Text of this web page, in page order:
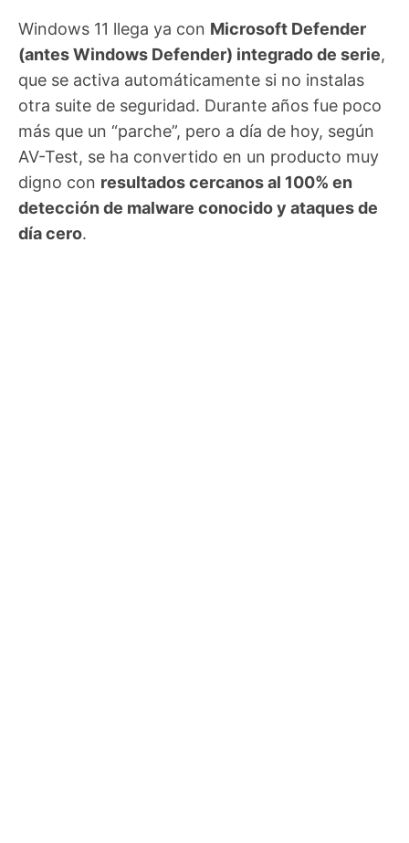
Windows 11 llega ya con Microsoft Defender
(antes Windows Defender) integrado de serie,
que se activa automáticamente si no instalas
otra suite de seguridad. Durante años fue poco
más que un “parche”, pero a día de hoy, según
AV-Test, se ha convertido en un producto muy
digno con resultados cercanos al 100% en
detección de malware conocido y ataques de
día cero.